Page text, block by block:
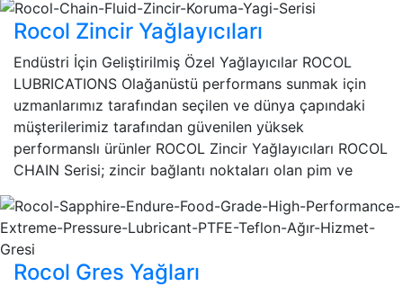
Rocol Zincir Yağlayıcıları
Endüstri İçin Geliştirilmiş Özel Yağlayıcılar ROCOL
LUBRICATIONS Olağanüstü performans sunmak için
uzmanlarımız tarafından seçilen ve dünya çapındaki
müşterilerimiz tarafından güvenilen yüksek
performanslı ürünler ROCOL Zincir Yağlayıcıları ROCOL
CHAIN Serisi; zincir bağlantı noktaları olan pim ve
Rocol Gres Yağları